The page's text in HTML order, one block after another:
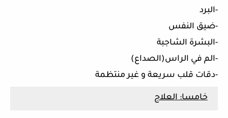
-البرد
-ضيق النفس
-البشرة الشاجبة
-الم في الراس(الصداع)
-دقات قلب سريعة و غير منتظمة
خامسا: العلاج